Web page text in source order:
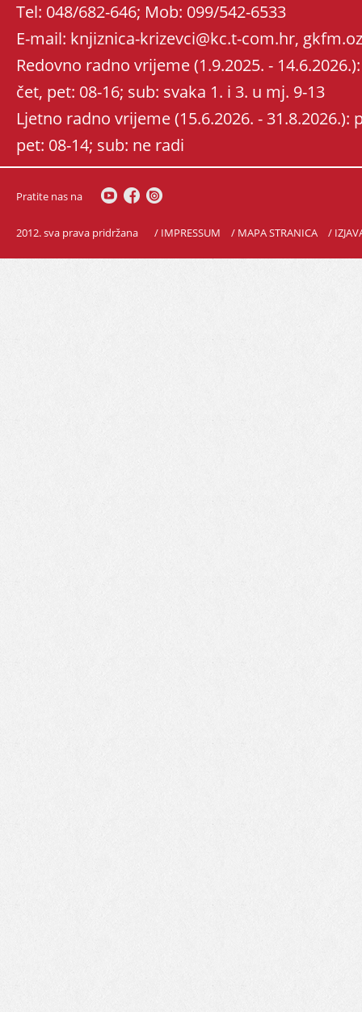
Tel: 048/682-646; Mob: 099/542-6533
E-mail: knjiznica-krizevci@kc.t-com.hr,
Redovno radno vrijeme (1.9.2025. -
čet, pet: 08-16; sub: svaka 1. i 3. u mj. 9-13
Ljetno radno vrijeme (15.6.2026. - 31.8.2026.):
pet: 08-14; sub: ne radi
Pratite nas na
2012. sva prava pridržana / IMPRESSUM / MAPA STRANICA /